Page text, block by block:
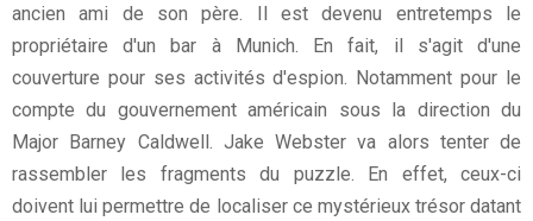
ancien ami de son père. Il est devenu entretemps le
propriétaire d'un bar à Munich. En fait, il s'agit d'une
couverture pour ses activités d'espion. Notamment pour le
compte du gouvernement américain sous la direction du
Major Barney Caldwell. Jake Webster va alors tenter de
rassembler les fragments du puzzle. En effet, ceux-ci
doivent lui permettre de localiser ce mystérieux trésor datant